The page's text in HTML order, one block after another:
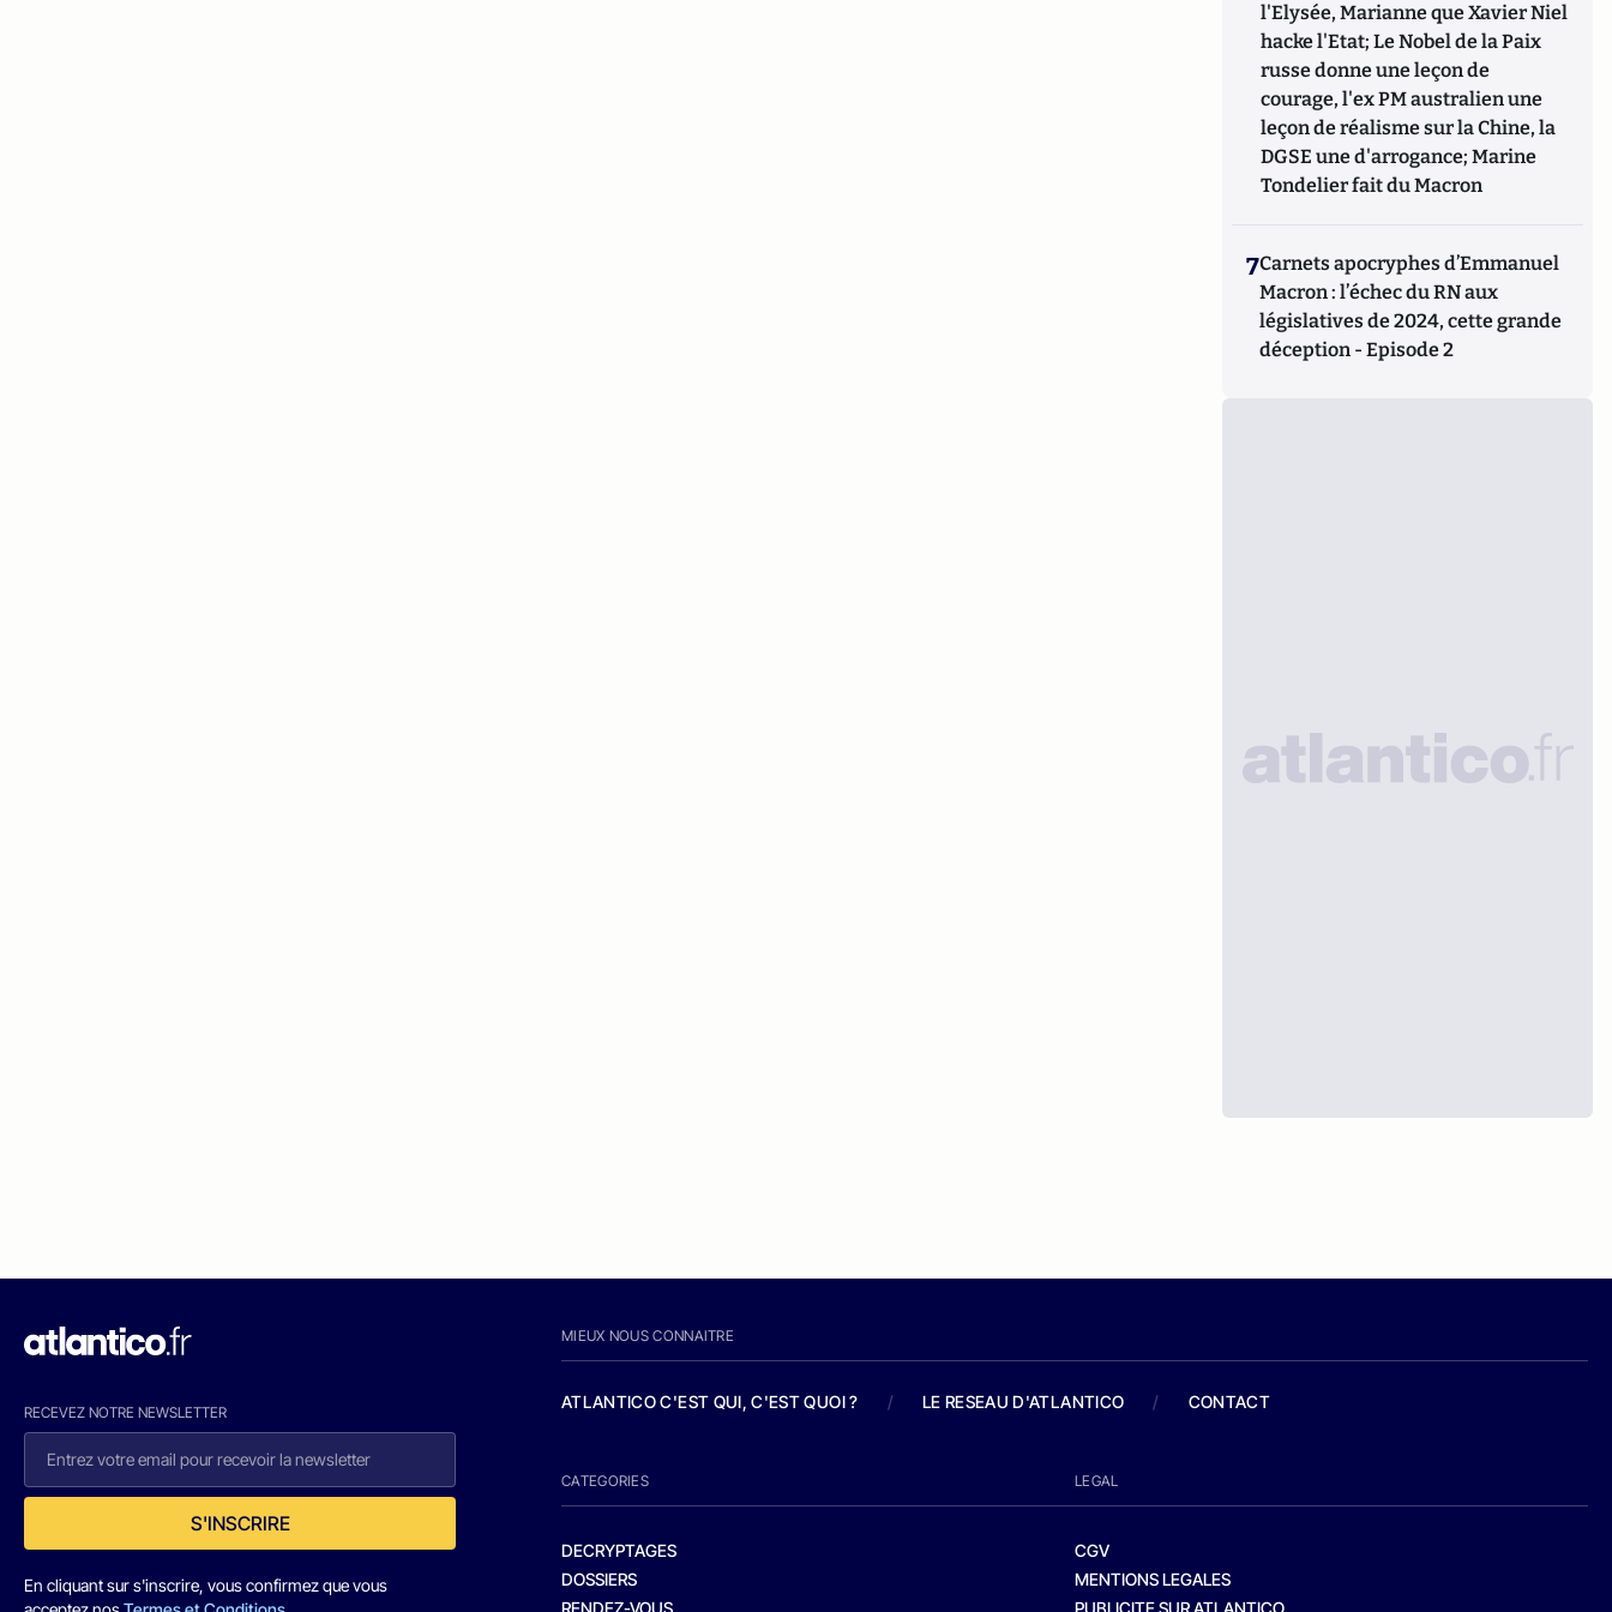
l'Elysée, Marianne que Xavier Niel
hacke l'Etat; Le Nobel de la Paix
russe donne une leçon de
courage, l'ex PM australien une
leçon de réalisme sur la Chine, la
DGSE une d'arrogance; Marine
Tondelier fait du Macron
7Carnets apocryphes d’Emmanuel
Macron : l’échec du RN aux
législatives de 2024, cette grande
déception - Episode 2
RECEVEZ NOTRE NEWSLETTER
S'INSCRIRE
En cliquant sur s'inscrire, vous confirmez que vous
MIEUX NOUS CONNAITRE
ATLANTICO C'EST QUI, C'EST QUOI ? / LE RESEAU D'ATLANTICO / CONTACT
CATEGORIES
DECRYPTAGES
DOSSIERS
RENDEZ-VOUS
LEGAL
CGV
MENTIONS LEGALES
PUBLICITE SUR ATLANTICO